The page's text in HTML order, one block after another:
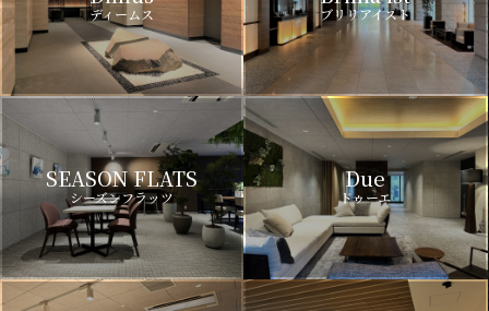
ディームス ブリリアイスト
SEASON FLATS
シーズンフラッツ
Due
ドゥーエ